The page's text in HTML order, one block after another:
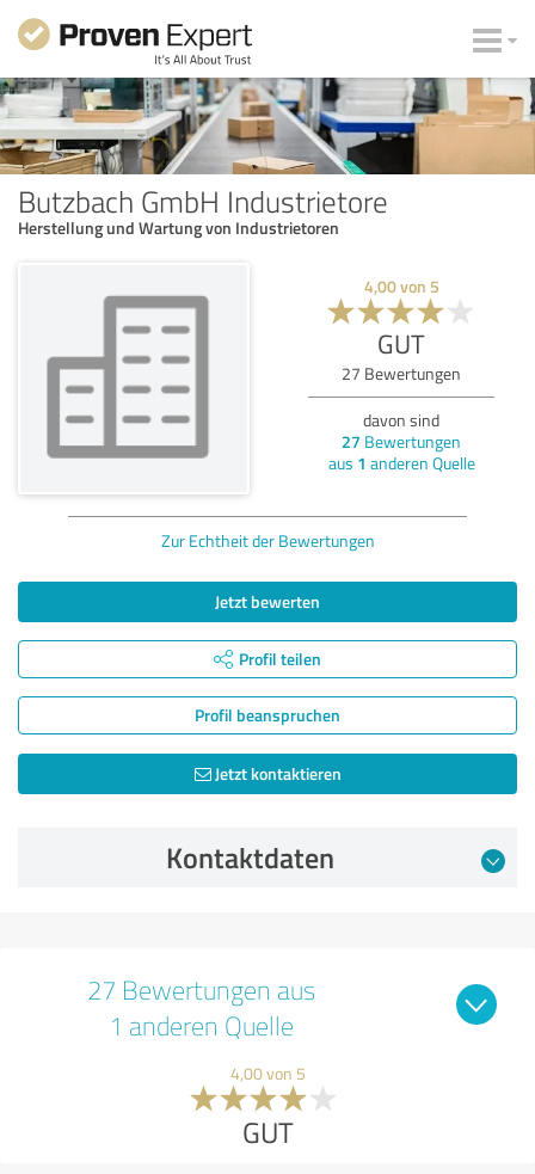
Butzbach GmbH Industrietore
Herstellung und Wartung von Industrietoren
4,00von 5
GUT
27 Bewertungen
davon sind
27 Bewertungen
aus 1 anderen Quelle
Zur Echtheit der Bewertungen
Jetzt bewerten
Profil teilen
Profil beanspruchen
Jetzt kontaktieren
Kontaktdaten
27 Bewertungen aus
1 anderen Quelle
4,00 von 5
GUT